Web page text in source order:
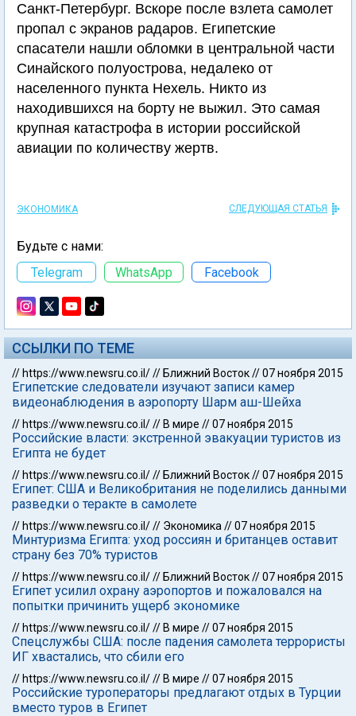
Санкт-Петербург. Вскоре после взлета самолет
пропал с экранов радаров. Египетские
спасатели нашли обломки в центральной части
Синайского полуострова, недалеко от
населенного пункта Нехель. Никто из
находившихся на борту не выжил. Это самая
крупная катастрофа в истории российской
авиации по количеству жертв.
ЭКОНОМИКА СЛЕДУЮЩАЯ СТАТЬЯ
Будьте с нами:
Telegram
WhatsApp Facebook
ССЫЛКИ ПО ТЕМЕ
// https://www.newsru.co.il/// Ближний Восток//07 ноября 2015
Египетские следователи изучают записи камер
видеонаблюдения в аэропорту Шарм аш-Шейха
// https://www.newsru.co.il/// В мире //07 ноября 2015
Российские власти: экстренной эвакуации туристов из
Египта не будет
// https://www.newsru.co.il/// Ближний Восток//07 ноября 2015
Египет: США и Великобритания не поделились данными
разведки о теракте в самолете
// https://www.newsru.co.il/// Экономика //07 ноября 2015
Минтуризма Египта: уход россиян и британцев оставит
страну без 70% туристов
// https://www.newsru.co.il/// Ближний Восток//07 ноября 2015
Египет усилил охрану аэропортов и пожаловался на
попытки причинить ущерб экономике
// https://www.newsru.co.il/// В мире //07 ноября 2015
Спецслужбы США: после падения самолета террористы
ИГ хвастались, что сбили его
// https://www.newsru.co.il/// В мире //07 ноября 2015
Российские туроператоры предлагают отдых в Турции
вместо туров в Египет